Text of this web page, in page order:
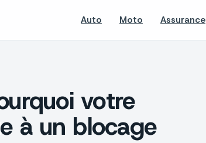
Auto Moto Assurance
votre
à un blocage